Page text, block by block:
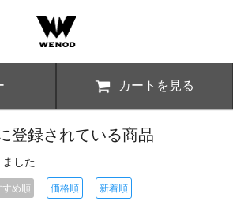
カートを見る
登録されている商品
した
すめ順 価格順 新着順